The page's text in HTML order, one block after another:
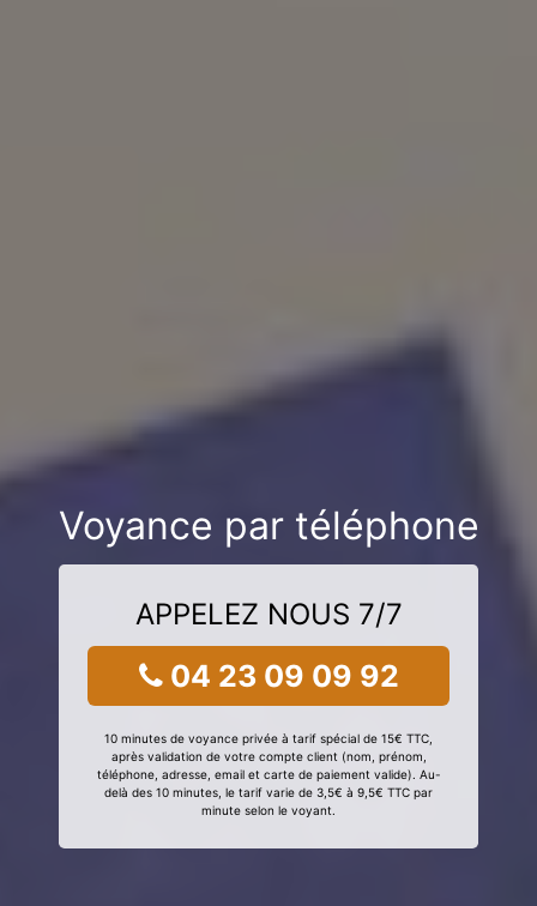
Voyance par téléphone
APPELEZ NOUS 7/7
04 23 09 09 92
10 minutes de voyance privée à tarif spécial de 15€ TTC,
après validation de votre compte client (nom, prénom,
téléphone, adresse, email et carte de paiement valide). Au-
delà des 10 minutes, le tarif varie de 3,5€ à 9,5€ TTC par
minute selon le voyant.